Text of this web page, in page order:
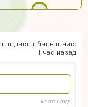
обновление:
1 час назад
4 часа назад